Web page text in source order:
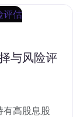
与风险评
有高股息股